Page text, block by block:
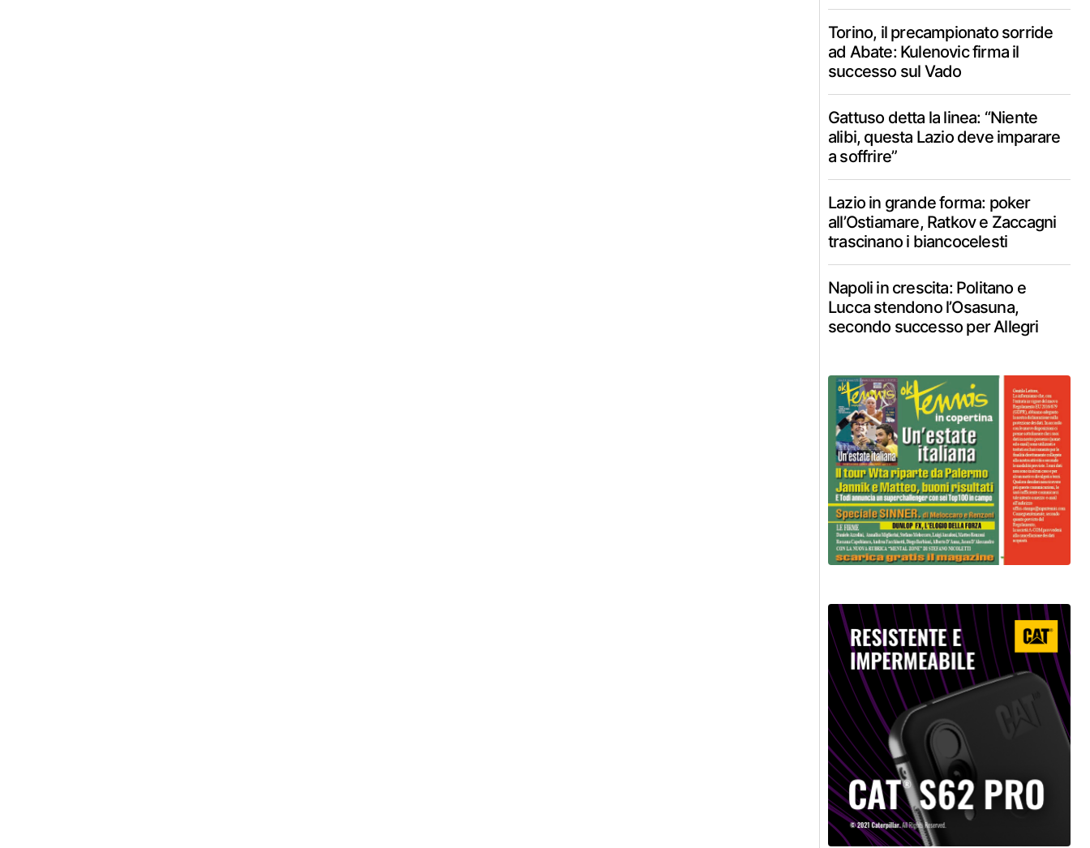
Torino, il precampionato sorride
ad Abate: Kulenovic firma il
successo sul Vado
Gattuso detta la linea: “Niente
alibi, questa Lazio deve imparare
a soffrire”
Lazio in grande forma: poker
all’Ostiamare, Ratkov e Zaccagni
trascinano i biancocelesti
Napoli in crescita: Politano e
Lucca stendono l’Osasuna,
secondo successo per Allegri